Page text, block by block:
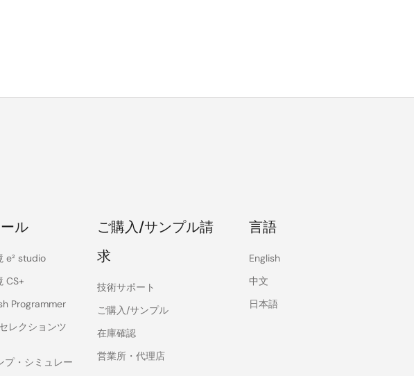
ル
e² studio
CS+
Programmer
レクションツ
プ・シミュレー
ご購入/サンプル請
求
技術サポート
ご購入/サンプル
在庫確認
営業所・代理店
言語
English
中文
日本語